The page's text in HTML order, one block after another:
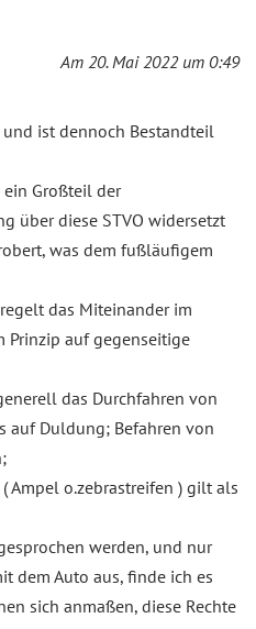
Am 20. Mai 2022 um 0:49
ist dennoch Bestandteil
ein Großteil der
über diese STVO widersetzt
was dem fußläufigem
das Miteinander im
Prinzip auf gegenseitige
das Durchfahren von
auf Duldung; Befahren von
Ampel o.zebrastreifen ) gilt als
werden, und nur
dem Auto aus, finde ich es
sich anmaßen, diese Rechte